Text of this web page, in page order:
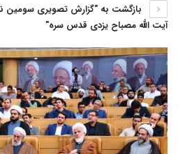
بازگشت به "گزارش تصویری سومین
آیت الله مصباح یزدی قدس سره"